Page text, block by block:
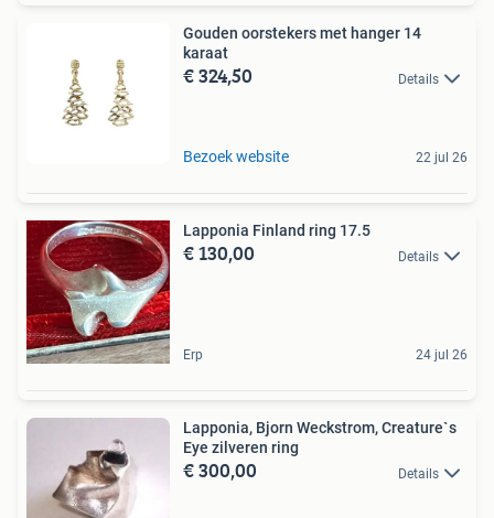
Gouden oorstekers met hanger 14
karaat
€ 324,50 Details
Bezoek website 22 jul 26
Lapponia Finland ring 17.5
€ 130,00 Details
Erp 24 jul 26
Lapponia, Bjorn Weckstrom, Creature`s
Eye zilveren ring
€ 300,00 Details